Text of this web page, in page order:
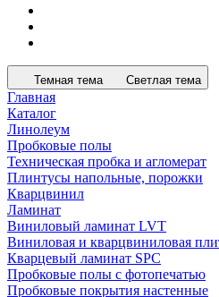
Темная тема Светлая тема
Главная
Каталог
Линолеум
Пробковые полы
Техническая пробка и агломерат
Плинтусы напольные, порожки
Кварцвинил
Ламинат
Виниловый ламинат LVT
Виниловая и кварцвиниловая
Кварцевый ламинат SPC
Пробковые полы с фотопечатью
Пробковые покрытия настенные